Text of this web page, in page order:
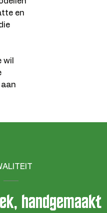
en
wil
handgemaakt